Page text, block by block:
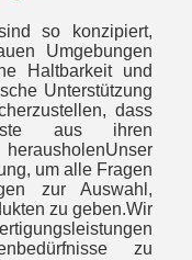
so konzipiert,
Umgebungen
Haltbarkeit und
Unterstützung
dass
aus ihren
um alle Fragen
zur Auswahl,
zu geben.Wir
zu